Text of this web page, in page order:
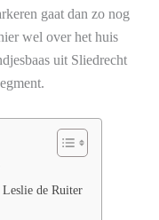
gaat dan zo nog
wel over het huis
uit Sliedrecht
Leslie de Ruiter